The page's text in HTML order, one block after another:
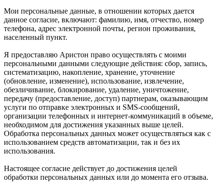
Мои персональные данные, в отношении которых дается
данное согласие, включают: фамилию, имя, отчество, номер
телефона, адрес электронной почты, регион проживания,
населенный пункт.
Я предоставляю Аристон право осуществлять с моими
персональными данными следующие действия: сбор, запись,
систематизацию, накопление, хранение, уточнение
(обновление, изменение), использование, извлечение,
обезличивание, блокирование, удаление, уничтожение,
передачу (предоставление, доступ) партнерам, оказывающим
услуги по отправке электронных и SMS‑сообщений,
организации телефонных и интернет‑коммуникаций в объеме,
необходимом для достижения указанных выше целей.
Обработка персональных данных может осуществляться как с
использованием средств автоматизации, так и без их
использования.
Настоящее согласие действует до достижения целей
обработки персональных данных или до момента его отзыва.